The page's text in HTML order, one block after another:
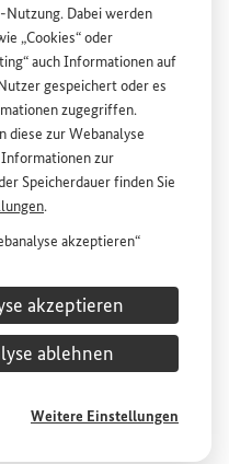
-Nutzung. Dabei werden
„Cookies“ oder
“ auch Informationen auf
gespeichert oder es
zugegriffen.
diese zur Webanalyse
zur
Speicherdauer finden Sie
.
akzeptieren“
derWebsitedes
für wirtschaftliche
(BMZ) zu.
freiwillig, für die Nutzung
unterCookie-
akzeptieren
ablehnen
Weitere Einstellungen
und